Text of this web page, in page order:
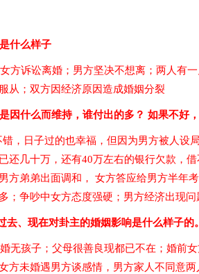
什么样子
方诉讼离婚；男方坚决不想离；两人有
从；双方因经济原因造成婚姻分裂
因什么而维持，谁付出的多？ 如果不好
，日子过的也幸福，但因为男方被人设
还几十万，还有40万左右的银行欠款，
方弟弟出面调和， 女方答应给男方半年考
；争吵中女方态度强硬；男方经济出现
去、现在对卦主的婚姻影响是什么样子的。
无孩子；父母很善良现都已不在；婚前
方未婚遇男方谈感情，男方家人不同意